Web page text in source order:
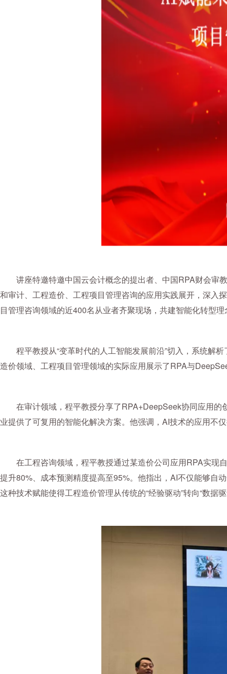
讲座特邀特邀中国云会计概念的提出者、中国RPA财会审
和审计、工程造价、工程项目管理咨询的应用实践展开，深入
目管理咨询领域的近400名从业者齐聚现场，共建智能化转型
程平教授从“变革时代的人工智能发展前沿”切入，系统解
造价领域、工程项目管理领域的实际应用展示了RPA与
在审计领域，程平教授分享了RPA+DeepSeek协同应用
业提供了可复用的智能化解决方案。他强调，AI技术的应用不
在工程咨询领域，程平教授通过某造价公司应用RPA实现
提升80%、成本预测精度提高至95%。他指出，AI不仅能够自
这种技术赋能使得工程造价管理从传统的“经验驱动”转向“数据